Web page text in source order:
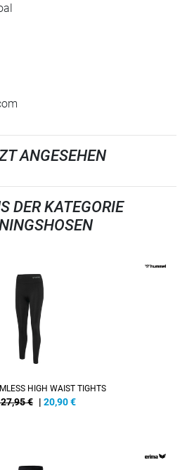
ANGESEHEN
DER KATEGORIE
HIGH WAIST TIGHTS
€ | 20,90€